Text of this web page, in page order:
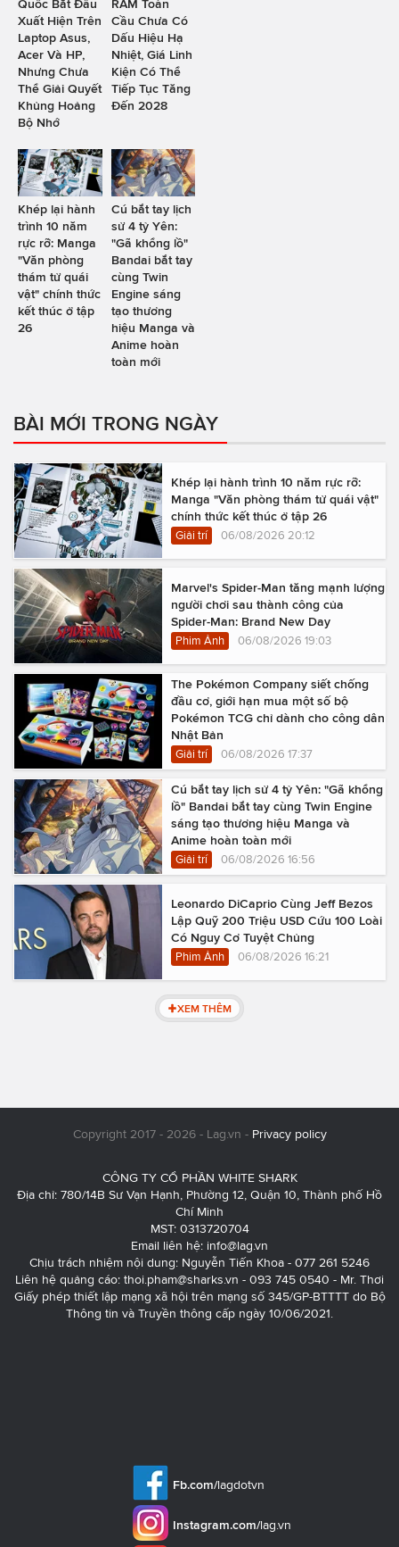
Quốc Bắt Đầu
Xuất Hiện Trên
Laptop Asus,
Acer Và HP,
Nhưng Chưa
Thể Giải Quyết
Khủng Hoảng
Bộ Nhớ
RAM Toàn
Cầu Chưa Có
Dấu Hiệu Hạ
Nhiệt, Giá Linh
Kiện Có Thể
Tiếp Tục Tăng
Đến 2028
Khép lại hành
trình 10 năm
rực rỡ: Manga
"Văn phòng
thám tử quái
vật" chính thức
kết thúc ở tập
26
Cú bắt tay lịch
sử 4 tỷ Yên:
"Gã khổng lồ"
Bandai bắt tay
cùng Twin
Engine sáng
tạo thương
hiệu Manga và
Anime hoàn
toàn mới
BÀI MỚI TRONG NGÀY
Khép lại hành trình 10 năm rực rỡ:
Manga "Văn phòng thám tử quái vật"
chính thức kết thúc ở tập 26
Giải trí 06/08/2026 20:12
Marvel's Spider-Man tăng mạnh lượng
người chơi sau thành công của
Spider-Man: Brand New Day
Phim Ảnh 06/08/2026 19:03
The Pokémon Company siết chống
đầu cơ, giới hạn mua một số bộ
Pokémon TCG chỉ dành cho công dân
Nhật Bản
Giải trí 06/08/2026 17:37
Cú bắt tay lịch sử 4 tỷ Yên: "Gã khổng
lồ" Bandai bắt tay cùng Twin Engine
sáng tạo thương hiệu Manga và
Anime hoàn toàn mới
Giải trí 06/08/2026 16:56
Leonardo DiCaprio Cùng Jeff Bezos
Lập Quỹ 200 Triệu USD Cứu 100 Loài
Có Nguy Cơ Tuyệt Chủng
Phim Ảnh 06/08/2026 16:21
XEM THÊM
Copyright 2017 - 2026 - Lag.vn - Privacy policy
CÔNG TY CỔ PHẦN WHITE SHARK
Địa chỉ: 780/14B Sư Vạn Hạnh, Phường 12, Quận 10, Thành phố Hồ
Chí Minh
MST: 0313720704
Email liên hệ: info@lag.vn
Chịu trách nhiệm nội dung: Nguyễn Tiến Khoa - 077 261 5246
Liên hệ quảng cáo: thoi.pham@sharks.vn - 093 745 0540 - Mr. Thơi
Giấy phép thiết lập mạng xã hội trên mạng số 345/GP-BTTTT do Bộ
Thông tin và Truyền thông cấp ngày 10/06/2021.
Fb.com/lagdotvn
Instagram.com/lag.vn